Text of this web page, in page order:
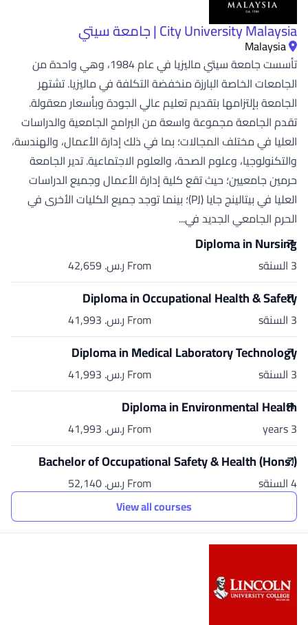
City University Malaysia | جامعة سيتي
Malaysia
تأسست جامعة سيتي ماليزيا في عام 1984، وهي واحدة من
الجامعات الخاصة البارزة منخفضة التكلفة في ماليزيا. تشتهر
الجامعة بإلتزامها بتقديم تعليم عالي الجودة وبأسعار معقولة.
تقدم الجامعة مجموعة واسعة من البرامج الجامعية والدراسات
العليا في مختلف المجالات؛ بما في ذلك إدارة الأعمال، والهندسة،
والتكنولوجيا، وعلوم الصحة، والعلوم الاجتماعية. تدير الجامعة
حرمين جامعيين؛ حيث تقع كلية إدارة الأعمال وجميع الدراسات
العليا في بيتالينج جايا (PJ)؛ بينما توجد جميع الكليات الأخرى في
الحرم الجامعي الجديد في...
Diploma in Nursing
3 السنةs From ر.س.‏ 42,659
Diploma in Occupational Health & Safety
3 السنةs From ر.س.‏ 41,993
Diploma in Medical Laboratory Technology
3 السنةs From ر.س.‏ 41,993
Diploma in Environmental Health
3 years From ر.س.‏ 41,993
Bachelor of Occupational Safety & Health (Hons.)
4 السنةs
From ر.س.‏ 52,140
View all courses